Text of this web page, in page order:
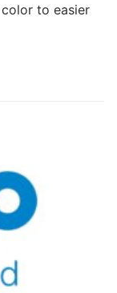
color to easier